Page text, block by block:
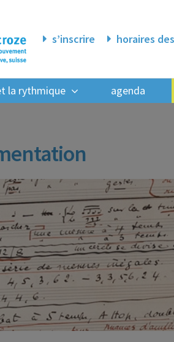
s’inscrire horaires
la rythmique agenda